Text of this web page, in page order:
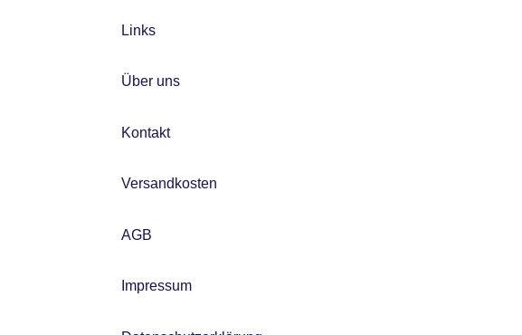
Links
Über uns
Kontakt
Versandkosten
AGB
Impressum